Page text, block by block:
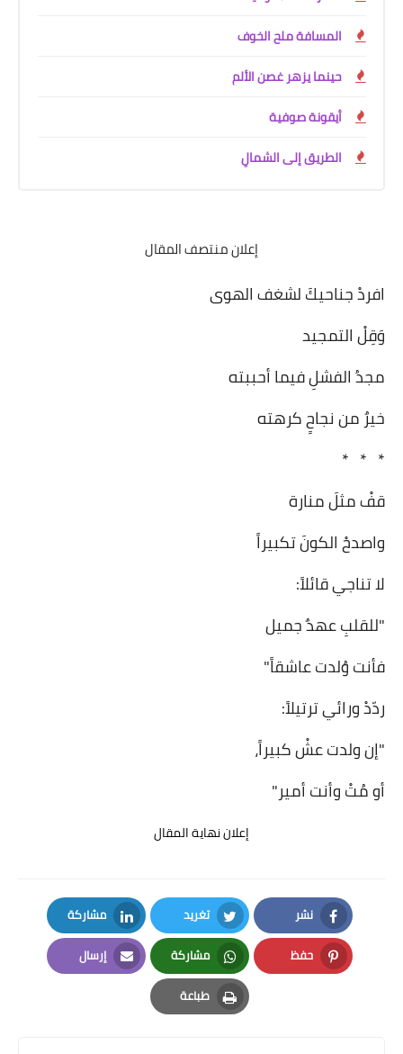
المسافة ملح الخوف
حينما يزهر غصن الألم
أيقونة صوفية
الطريق إلى الشمالِ
إعلان منتصف المقال
افردْ جناحيكَ لشغف الهوى
وَقِلْ التمجيد
مجدُ الفشلِ فيما أحببته
خيرٌ من نجاحٍ كرهته
* * *
قفْ مثلَ منارة
واصدحْ الكونَ تكبيراً
لا تناجي قائلاً:
"للقلبِ عهدٌ جميل
فأنت وُلدت عاشقاً"
ردّدْ ورائي ترتيلاً:
"إن ولدت عشْ كبيراً،
أو مُتْ وأنت أمير"
إعلان نهاية المقال
نشر
Facebook
تغريد
Twitter
مشاركة
LinkedIn
حفظ
Pinterest
مشاركة
Whatsapp
إرسال
Email
طباعة
Print